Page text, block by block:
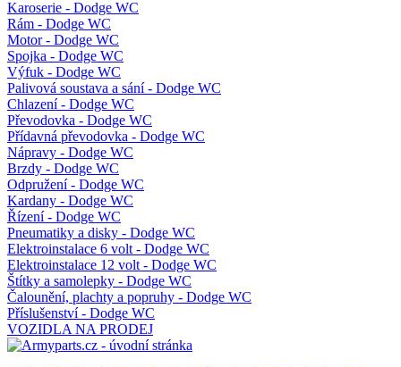
Karoserie - Dodge WC
Rám - Dodge WC
Motor - Dodge WC
Spojka - Dodge WC
Výfuk - Dodge WC
Palivová soustava a sání - Dodge WC
Chlazení - Dodge WC
Převodovka - Dodge WC
Přídavná převodovka - Dodge WC
Nápravy - Dodge WC
Brzdy - Dodge WC
Odpružení - Dodge WC
Kardany - Dodge WC
Řízení - Dodge WC
Pneumatiky a disky - Dodge WC
Elektroinstalace 6 volt - Dodge WC
Elektroinstalace 12 volt - Dodge WC
Štítky a samolepky - Dodge WC
Čalounění, plachty a popruhy - Dodge WC
Příslušenství - Dodge WC
VOZIDLA NA PRODEJ